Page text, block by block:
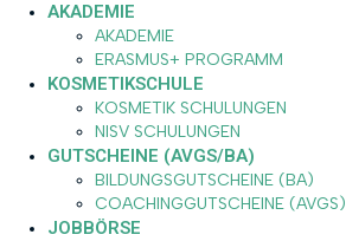
AKADEMIE
AKADEMIE
ERASMUS+ PROGRAMM
KOSMETIKSCHULE
KOSMETIK SCHULUNGEN
NISV SCHULUNGEN
GUTSCHEINE (AVGS/BA)
BILDUNGSGUTSCHEINE (BA)
COACHINGGUTSCHEINE (AVGS)
JOBBÖRSE